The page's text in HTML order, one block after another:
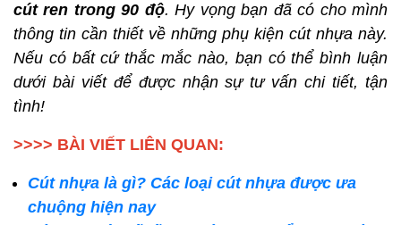
cút ren trong 90 độ. Hy vọng bạn đã có cho mình
thông tin cần thiết về những phụ kiện cút nhựa này.
Nếu có bất cứ thắc mắc nào, bạn có thể bình luận
dưới bài viết để được nhận sự tư vấn chi tiết, tận
tình!
>>>> BÀI VIẾT LIÊN QUAN:
Cút nhựa là gì? Các loại cút nhựa được ưa
chuộng hiện nay